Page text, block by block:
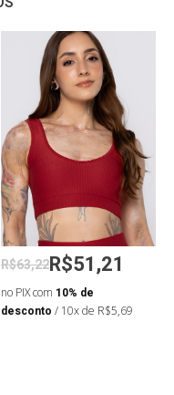
R$63,22R$51,21
no PIX com 10% de
desconto / 10x de R$5,69